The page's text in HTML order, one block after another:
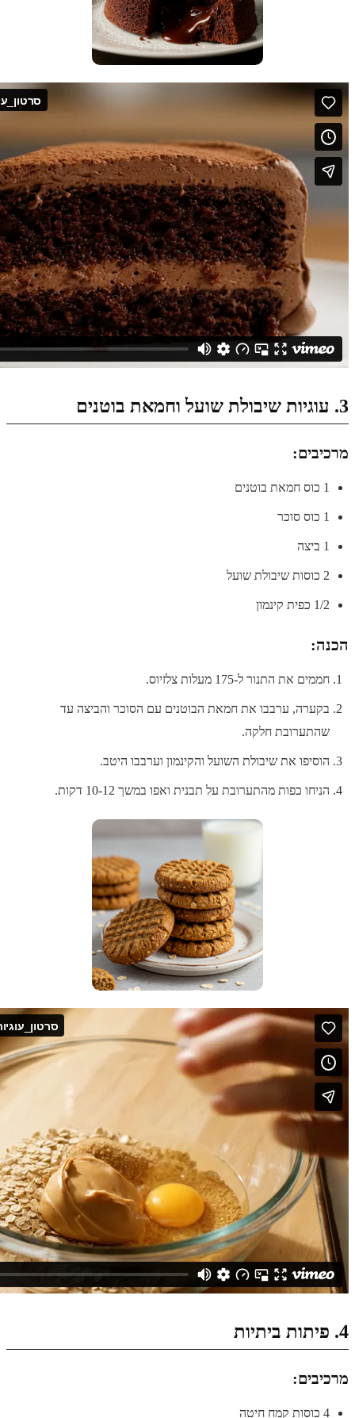
3. עוגיות שיבולת שועל וחמאת בוטנים
מרכיבים:
1 כוס חמאת בוטנים
1 כוס סוכר
1 ביצה
2 כוסות שיבולת שועל
1/2 כפית קינמון
הכנה:
חממים את התנור ל-175 מעלות צלזיוס.
בקערה, ערבבו את חמאת הבוטנים עם הסוכר והביצה עד
שהתערובת חלקה.
הוסיפו את שיבולת השועל והקינמון וערבבו היטב.
הניחו כפות מהתערובת על תבנית ואפו במשך 10-12 דקות.
4. פיתות ביתיות
מרכיבים:
4 כוסות קמח חיטה